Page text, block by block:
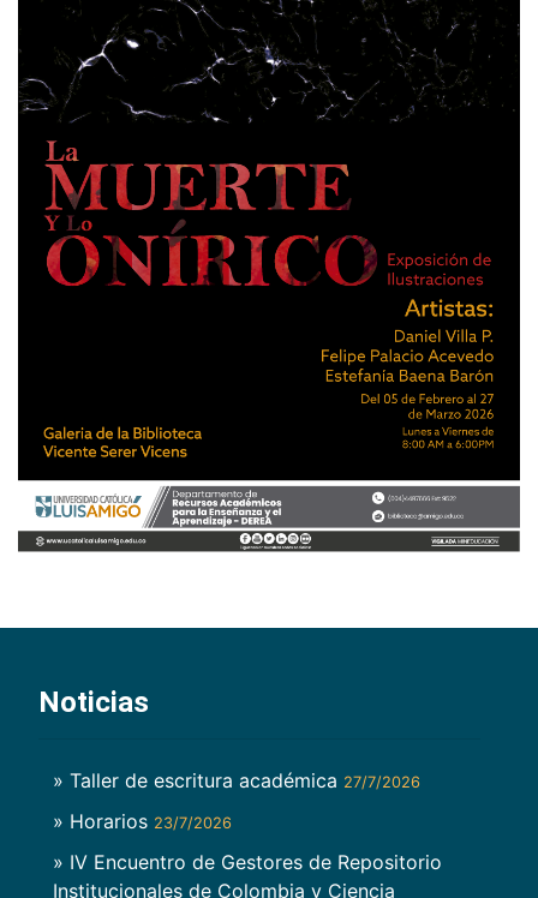
Noticias
» Taller de escritura académica 27/7/2026
» Horarios 23/7/2026
» IV Encuentro de Gestores de Repositorio
Institucionales de Colombia y Ciencia